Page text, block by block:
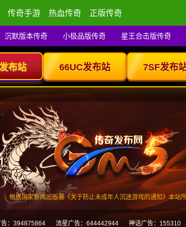
传奇手游 热血传奇 正版传奇
沉默版本传奇 小极品版传奇 星王合击版传奇